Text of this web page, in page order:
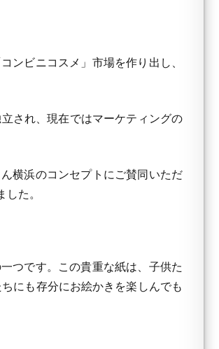
ンビニコスメ」市場を作り出し、
され、現在ではマーケティングの
横浜のコンセプトにご賛同いただ
た。
つです。この貴重な紙は、子供た
にも存分にお絵かきを楽しんでも